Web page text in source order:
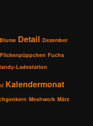
Blume Detail Dezember
Flickenpüppchen Fuchs
Ladestation
Kalendermonat
Meshwork März